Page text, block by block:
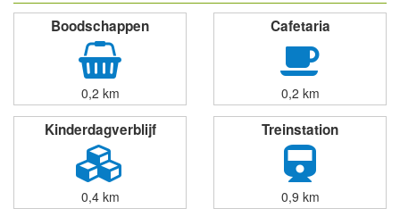
Voorzieningen in de buurt
Boodschappen
0,2 km
Cafetaria
0,2 km
Kinderdagverblijf Treinstation